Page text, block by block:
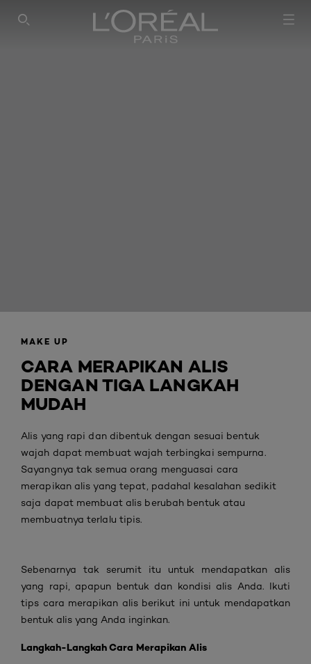
SEARCH THIS SITE
MAKE UP
CARA MERAPIKAN ALIS
DENGAN TIGA LANGKAH
MUDAH
Alis yang rapi dan dibentuk dengan sesuai bentuk
wajah dapat membuat wajah terbingkai sempurna.
Sayangnya tak semua orang menguasai cara
merapikan alis yang tepat, padahal kesalahan sedikit
saja dapat membuat alis berubah bentuk atau
membuatnya terlalu tipis.
Sebenarnya tak serumit itu untuk mendapatkan alis
yang rapi, apapun bentuk dan kondisi alis Anda. Ikuti
tips cara merapikan alis berikut ini untuk mendapatkan
bentuk alis yang Anda inginkan.
Langkah-Langkah Cara Merapikan Alis